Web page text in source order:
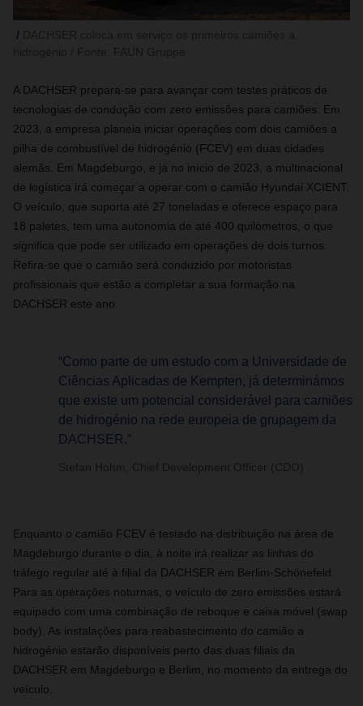
A DACHSER prepara-se para avançar com testes práticos de
tecnologias de condução com zero emissões para camiões. Em
2023, a empresa planeia iniciar operações com dois camiões a
pilha de combustível de hidrogénio (FCEV) em duas cidades
alemãs. Em Magdeburgo, e já no início de 2023, a multinacional
de logística irá começar a operar com o camião Hyundai XCIENT.
O veículo, que suporta até 27 toneladas e oferece espaço para
18 paletes, tem uma autonomia de até 400 quilómetros, o que
significa que pode ser utilizado em operações de dois turnos.
Refira-se que o camião será conduzido por motoristas
profissionais que estão a completar a sua formação na
DACHSER este ano.
“Como parte de um estudo com a Universidade de
Ciências Aplicadas de Kempten, já determinámos
que existe um potencial considerável para camiões
de hidrogénio na rede europeia de grupagem da
DACHSER.”
Stefan Hohm, Chief Development Officer (CDO)
Enquanto o camião FCEV é testado na distribuição na área de
Magdeburgo durante o dia, à noite irá realizar as linhas do
tráfego regular até à filial da DACHSER em Berlim-Schönefeld.
Para as operações noturnas, o veículo de zero emissões estará
equipado com uma combinação de reboque e caixa móvel (swap
body). As instalações para reabastecimento do camião a
hidrogénio estarão disponíveis perto das duas filiais da
DACHSER em Magdeburgo e Berlim, no momento da entrega do
veículo.